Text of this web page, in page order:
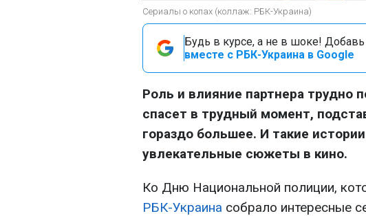
Сериалы о копах (коллаж: РБК-Украина)
Будь в курсе, а не в шоке!
вместе с РБК-Украина в Google
Роль и влияние партнера трудно
спасет в трудный момент,
гораздо большее. И такие
увлекательные сюжеты в кино.
Ко Дню Национальной полиции,
РБК-Украина собрало интересные